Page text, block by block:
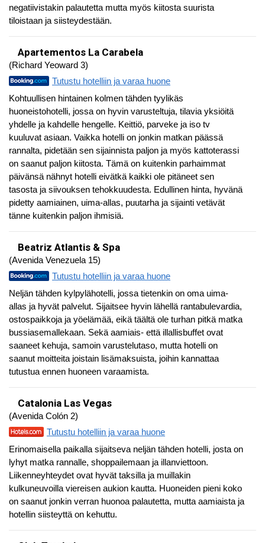
negatiivistakin palautetta mutta myös kiitosta suurista
tiloistaan ja siisteydestään.
Apartementos La Carabela
(Richard Yeoward 3)
Tutustu hotelliin ja varaa huone
Kohtuullisen hintainen kolmen tähden tyylikäs
huoneistohotelli, jossa on hyvin varusteltuja, tilavia yksiöitä
yhdelle ja kahdelle hengelle. Keittiö, parveke ja iso tv
kuuluvat asiaan. Vaikka hotelli on jonkin matkan päässä
rannalta, pidetään sen sijainnista paljon ja myös kattoterassi
on saanut paljon kiitosta. Tämä on kuitenkin parhaimmat
päivänsä nähnyt hotelli eivätkä kaikki ole pitäneet sen
tasosta ja siivouksen tehokkuudesta. Edullinen hinta, hyvänä
pidetty aamiainen, uima-allas, puutarha ja sijainti vetävät
tänne kuitenkin paljon ihmisiä.
Beatriz Atlantis & Spa
(Avenida Venezuela 15)
Tutustu hotelliin ja varaa huone
Neljän tähden kylpylähotelli, jossa tietenkin on oma uima-
allas ja hyvät palvelut. Sijaitsee hyvin lähellä rantabulevardia,
ostospaikkoja ja yöelämää, eikä täältä ole turhan pitkä matka
bussiasemallekaan. Sekä aamiais- että illallisbuffet ovat
saaneet kehuja, samoin varustelutaso, mutta hotelli on
saanut moitteita joistain lisämaksuista, joihin kannattaa
tutustua ennen huoneen varaamista.
Catalonia Las Vegas
(Avenida Colón 2)
Tutustu hotelliin ja varaa huone
Erinomaisella paikalla sijaitseva neljän tähden hotelli, josta on
lyhyt matka rannalle, shoppailemaan ja illanviettoon.
Liikenneyhteydet ovat hyvät taksilla ja muillakin
kulkuneuvoilla viereisen aukion kautta. Huoneiden pieni koko
on saanut jonkin verran huonoa palautetta, mutta aamiaista ja
hotellin siisteyttä on kehuttu.